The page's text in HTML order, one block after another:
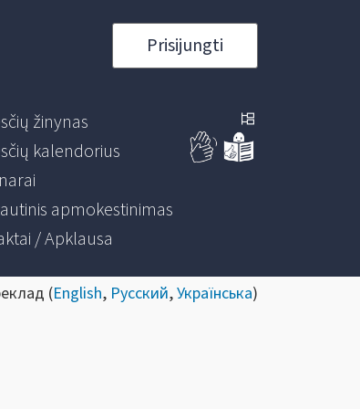
Prisijungti
žinynas
kalendorius
apmokestinimas
/ Apklausa
(English, Русский,Українська)